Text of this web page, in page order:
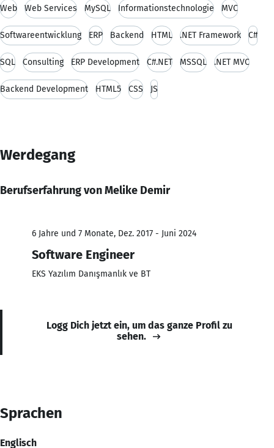
Web Web Services MySQL Informationstechnologie MVC
Softwareentwicklung ERP Backend HTML .NET Framework C#
SQL Consulting ERP Development C#.NET MSSQL .NET MVC
Backend Development HTML5 CSS JS
Werdegang
Berufserfahrung von Melike Demir
6 Jahre und 7 Monate, Dez. 2017 - Juni 2024
Software Engineer
EKS Yazılım Danışmanlık ve BT
Logg Dich jetzt ein, um das ganze Profil zu
sehen.
Sprachen
Englisch